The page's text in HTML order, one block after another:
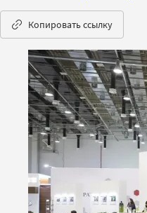
Копировать ссылку